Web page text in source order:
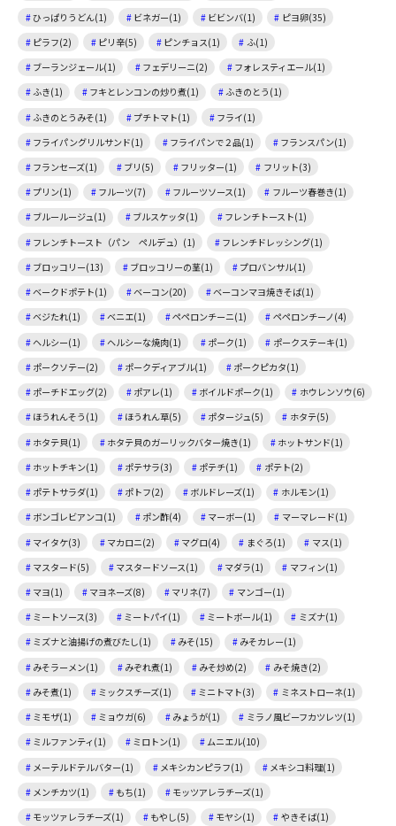
ひっぱりうどん(1)
ビネガー(1) ビビンバ(1)
ピヨ卵(35)
ピラフ(2)
ピリ辛(5) ピンチョス(1)
ふ(1)
ブーランジェール(1)
フェデリーニ(2)
フォレスティエール(1)
ふき(1)
フキとレンコンの炒り煮(1)
ふきのとう(1)
ふきのとうみそ(1)
プチトマト(1)
フライ(1)
フライパングリルサンド(1)
フライパンで２品(1)
フランスパン(1)
フランセーズ(1)
ブリ(5) フリッター(1)
フリット(3)
プリン(1)
フルーツ(7) フルーツソース(1)
フルーツ春巻き(1)
ブルールージュ(1)
ブルスケッタ(1)
フレンチトースト(1)
フレンチトースト（パン ペルデュ）(1)
フレンチドレッシング(1)
ブロッコリー(13)
ブロッコリーの茎(1)
プロバンサル(1)
ベークドポテト(1)
ベーコン(20)
ベーコンマヨ焼きそば(1)
ベジたれ(1)
ベニエ(1) ペペロンチーニ(1)
ペペロンチーノ(4)
ヘルシー(1)
ヘルシーな焼肉(1) ポーク(1)
ポークステーキ(1)
ポークソテー(2)
ポークディアブル(1)
ポークピカタ(1)
ポーチドエッグ(2)
ポアレ(1) ボイルドポーク(1)
ホウレンソウ(6)
ほうれんそう(1)
ほうれん草(5) ポタージュ(5)
ホタテ(5)
ホタテ貝(1)
ホタテ貝のガーリックバター焼き(1)
ホットサンド(1)
ホットチキン(1)
ポテサラ(3) ポテチ(1)
ポテト(2)
ポテトサラダ(1)
ポトフ(2) ボルドレーズ(1)
ホルモン(1)
ボンゴレビアンコ(1)
ポン酢(4) マーボー(1)
マーマレード(1)
マイタケ(3)
マカロニ(2) マグロ(4) まぐろ(1)
マス(1)
マスタード(5)
マスタードソース(1) マダラ(1)
マフィン(1)
マヨ(1)
マヨネーズ(8) マリネ(7)
マンゴー(1)
ミートソース(3)
ミートパイ(1) ミートボール(1)
ミズナ(1)
ミズナと油揚げの煮びたし(1)
みそ(15)
みそカレー(1)
みそラーメン(1)
みぞれ煮(1) みそ炒め(2)
みそ焼き(2)
みそ煮(1)
ミックスチーズ(1) ミニトマト(3)
ミネストローネ(1)
ミモザ(1)
ミョウガ(6) みょうが(1)
ミラノ風ビーフカツレツ(1)
ミルファンティ(1)
ミロトン(1)
ムニエル(10)
メーテルドテルバター(1)
メキシカンピラフ(1)
メキシコ料理(1)
メンチカツ(1)
もち(1)
モッツアレラチーズ(1)
モッツァレラチーズ(1)
もやし(5) モヤシ(1)
やきそば(1)